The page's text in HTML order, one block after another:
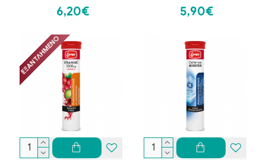
6,20€ 5,90€
ΕΞΑΝΤΛΗΜΈΝΟ